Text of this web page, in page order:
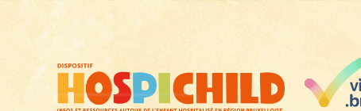
principal